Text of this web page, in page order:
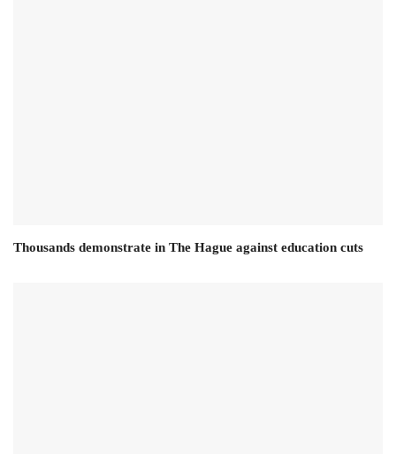
Thousands demonstrate in The Hague against education cuts